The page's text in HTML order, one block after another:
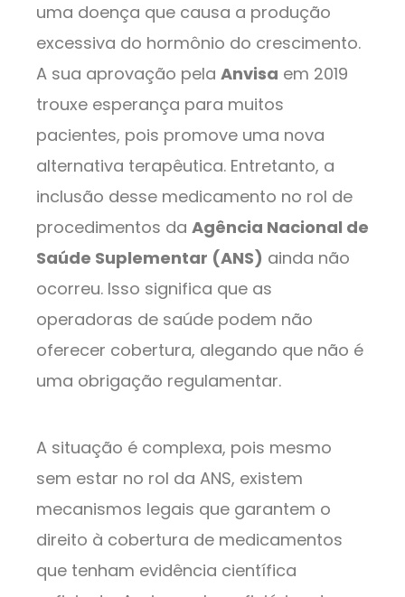
uma doença que causa a produção
excessiva do hormônio do crescimento.
A sua aprovação pela Anvisa em 2019
trouxe esperança para muitos
pacientes, pois promove uma nova
alternativa terapêutica. Entretanto, a
inclusão desse medicamento no rol de
procedimentos da Agência Nacional de
Saúde Suplementar (ANS) ainda não
ocorreu. Isso significa que as
operadoras de saúde podem não
oferecer cobertura, alegando que não é
uma obrigação regulamentar.
A situação é complexa, pois mesmo
sem estar no rol da ANS, existem
mecanismos legais que garantem o
direito à cobertura de medicamentos
que tenham evidência científica